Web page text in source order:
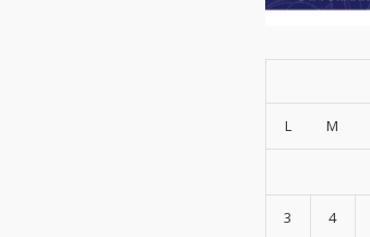
L M
3 4